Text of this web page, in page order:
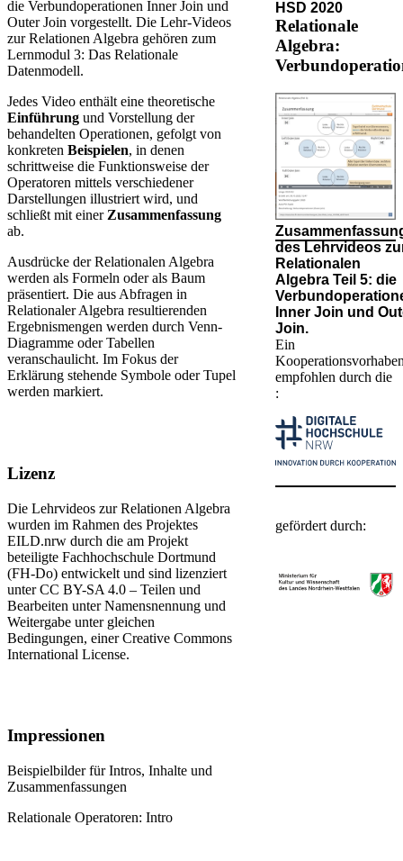
die Verbundoperationen Inner Join und
Outer Join vorgestellt. Die Lehr-Videos
zur Relationen Algebra gehören zum
Lernmodul 3: Das Relationale
Datenmodell.​​
Jedes Video enthält eine theoretische
Einführung und Vorstellung der
behandelten Operationen, gefolgt von
konkreten Beispielen, in denen
schrittweise die Funktionsweise der
Operatoren mittels verschiedener
Darstellungen illustriert wird, und
schließt mit einer Zusammenfassung
ab.​
Ausdrücke der Relationalen Algebra
werden als Formeln oder als Baum
präsentiert. Die aus Abfragen in
Relationaler Algebra resultierenden
Ergebnismengen werden durch Venn-
Diagramme oder Tabellen
veranschaulicht. Im Fokus der
Erklärung stehende Symbole oder Tupel
werden markiert.​​
Lizenz
​Die Lehrvideos zur Relationen Algebra
wurden im Rahmen des Projektes
EILD.nrw durch die am Projekt
beteiligte Fachhochschule Dortmund
(FH-Do) entwickelt und sind lizenziert
unter CC BY-SA 4.0 – Teilen und
Bearbeiten unter Namensnennung und
Weitergabe unter gleichen
Bedingungen, einer ​Creative Commons
International License.
Impressionen
Beispielbilder​ für Intros, Inhalte und
Zusammenfassungen​​​
Relationale Operatoren: Inhalt
HSD 2020
Relationale
Algebra:
des Lehrvideos
Relationalen
Algebra Teil 5: die
Inner Join und
Join.
Ein
empfohlen durch die​​
:​
gefördert durch:​